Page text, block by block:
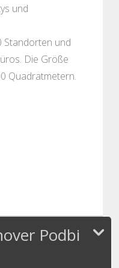
und
Standorten und
Die Größe
Quadratmetern.
Podbi